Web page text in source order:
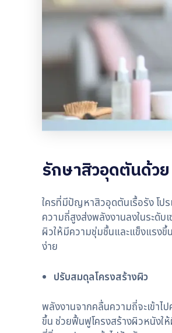
รักษาสิวอุดตันด้ว
ใครที่มีปัญหาสิวอุดตันเรื้อรัง โป
ความถี่สูงส่งพลังงานลงในระดับ
ผิวให้มีความชุ่มชื้นและแข็งแรง
ง่าย
ปรับสมดุลโครงสร้างผิว
พลังงานจากคลื่นความถี่จะเข้าไ
ขึ้น ช่วยฟื้นฟูโครงสร้างผิวหนังใ